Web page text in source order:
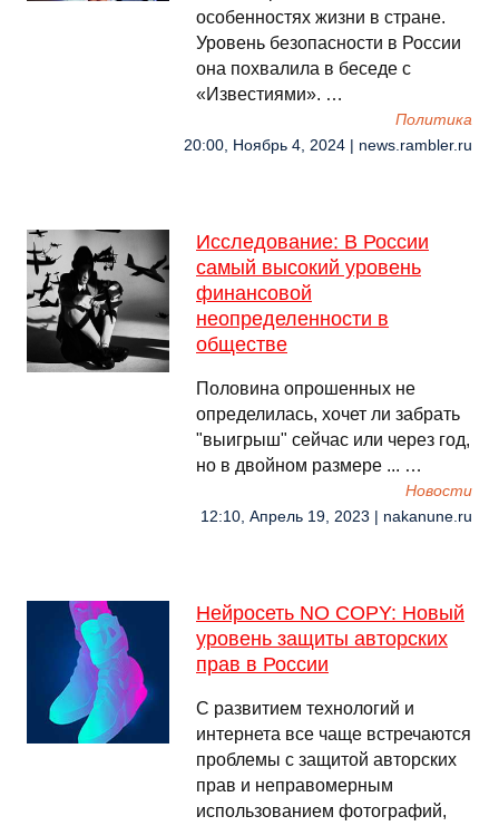
особенностях жизни в стране.
Уровень безопасности в России
она похвалила в беседе с
«Известиями». …
Политика
20:00, Ноябрь 4, 2024 | news.rambler.ru
Исследование: В России
самый высокий уровень
финансовой
неопределенности в
обществе
Половина опрошенных не
определилась, хочет ли забрать
"выигрыш" сейчас или через год,
но в двойном размере ... …
Новости
12:10, Апрель 19, 2023 | nakanune.ru
Нейросеть NO COPY: Новый
уровень защиты авторских
прав в России
С развитием технологий и
интернета все чаще встречаются
проблемы с защитой авторских
прав и неправомерным
использованием фотографий,